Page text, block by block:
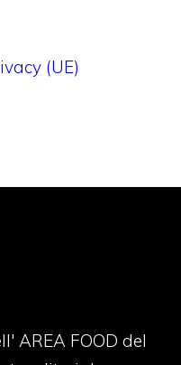
(UE)
AREA FOOD del